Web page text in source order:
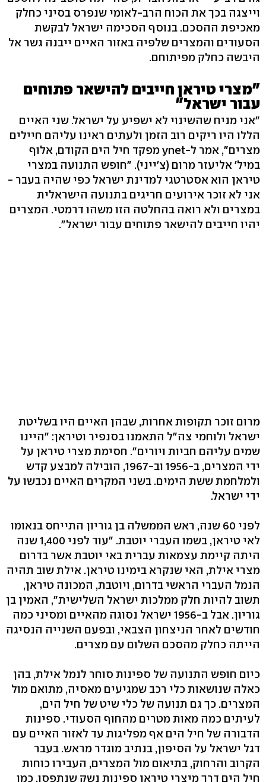
וייצגה בכך את הכוח הרב-לאומי שנפרס בסיני כחלק
מאכיפת ההסכם. בנוסף הסכימה ישראל לבקשת
הסעודים והמצרים שלפיה באזור האיים ייבנה גשר אל
היבשה כחלק מפיתוחם.
"מצרי טיראן חייבים להישאר פתוחים
עבור ישראל"
"אני מניח שהשינוי לא ישפיע על ישראל. שני האיים
הללו היו ריקים רוב הזמן ולעתים ראינו עליהם חיילים
מצרים", אמר ל-ynet מפקד חיל הים הקודם, אלוף
במיל' אליעזר מרום (צ'ייני). "חופש התנועה במצרי
טיראן הוא אסטרטגי למדינת ישראל כפי שהיה בעבר -
אני לא זוכר אירועים חריגים בתנועה הישראלית
במצרים ולא רואה בהחלטה הזו משהו דרמטי. המצרים
יהיו חייבים להישאר פתוחים עבור ישראל".
מרום זוכר תקופות אחרות, שבהן האיים היו בשליטת
ישראל ולוחמי צה"ל התאמנו בסנפיר וטיראן: "היינו
שמים עליהם חביות ויורים". חסימת מצרי טיראן על
ידי המצרים, ב-1956 וב-1967, הובילה למבצע קדש
ולמלחמת ששת הימים. בשני המקרים האיים נכבשו על
ידי ישראל.
לפני 60 שנה, ראש הממשלה בן גוריון התייחס בנאומו
לאי טיראן, בשמו העברי יוטבת. "עוד לפני 1,400 שנה
היתה קיימת עצמאות עברית באי יוטבת אשר בדרום
מצרי אילת, האי שנקרא בימינו טיראן. אילת שוב תהיה
הנמל העברי הראשי בדרום, ויוטבת, המכונה טיראן,
תשוב להיות חלק ממלכות ישראל השלישית", האמין בן
גוריון. אבל ב-1956 ישראל נסוגה מהאיים ומסיני כמה
חודשים לאחר הניצחון הצבאי, ובפעם השנייה הנסיגה
הייתה כחלק מהסכם השלום עם מצרים.
כיום חופש התנועה של ספינות סוחר לנמל אילת, בהן
כאלה שנושאות כלי רכב שמגיעים מאסיה, מתואם מול
המצרים. כך גם תנועה של כלי שיט של חיל הים,
לעיתים כמה מאות מטרים מהחוף הסעודי. ספינות
הדבורה של חיל הים אף מפליגות עד לאזור האיים עם
דגל ישראל על הסיפון, בנתיב מוגדר מראש. בעבר
הקרוב והרחוק, בתיאום מול המצרים, העבירו כוחות
חיל הים דרך מיצרי טיראן ספינות נשק שנתפסו, כמו